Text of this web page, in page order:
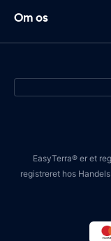
Om os
EasyTerra® er et
registreret hos